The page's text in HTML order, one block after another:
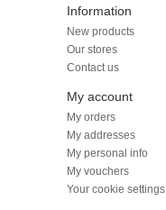
Information
New products
Our stores
Contact us
My account
My orders
My addresses
My personal info
My vouchers
Your cookie settings